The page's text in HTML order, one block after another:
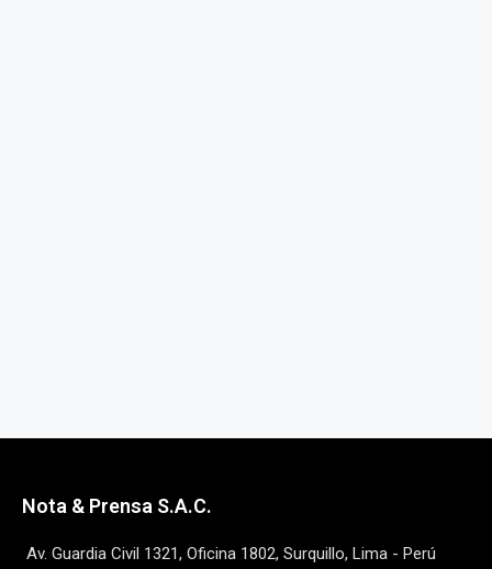
Nota & Prensa S.A.C.
Av. Guardia Civil 1321, Oficina 1802, Surquillo, Lima - Perú